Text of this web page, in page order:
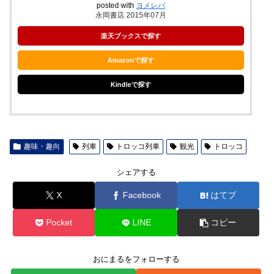
posted with ヨメレバ
永岡書店 2015年07月
楽天ブックスで探す
Amazonで探す
Kindleで探す
趣味・趣向 列車 トロッコ列車 観光 トロッコ
シェアする
X Facebook はてブ
Pocket LINE コピー
おにまるをフォローする